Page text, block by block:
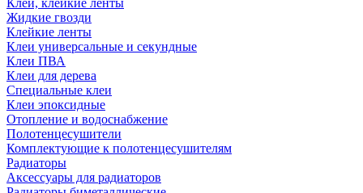
Клеи, клейкие ленты
Жидкие гвозди
Клейкие ленты
Клеи универсальные и секундные
Клеи ПВА
Клеи для дерева
Специальные клеи
Клеи эпоксидные
Отопление и водоснабжение
Полотенцесушители
Комплектующие к полотенцесушителям
Радиаторы
Аксессуары для радиаторов